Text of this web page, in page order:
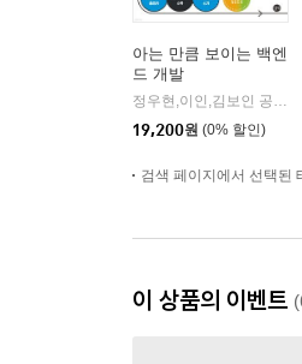
아는 만큼 보이는 백엔
드 개발
19,200원 (0% 할인)
검색 페이지에서 선택된
이 상품의 이벤트